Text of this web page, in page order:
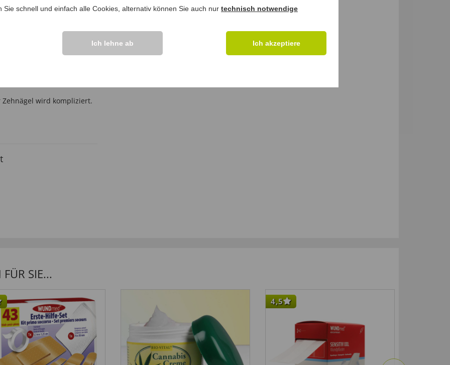
geht superleicht die großen
wird kompliziert.
ausüben zu können.”
SIE...
4,5
Sie schnell und einfach alle Cookies, alternativ können Sie auch nur technisch notwendige
Ich lehne ab Ich akzeptiere